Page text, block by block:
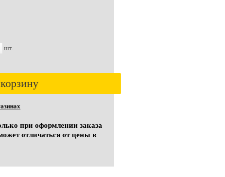
шт.
при оформлении заказа
отличаться от цены в